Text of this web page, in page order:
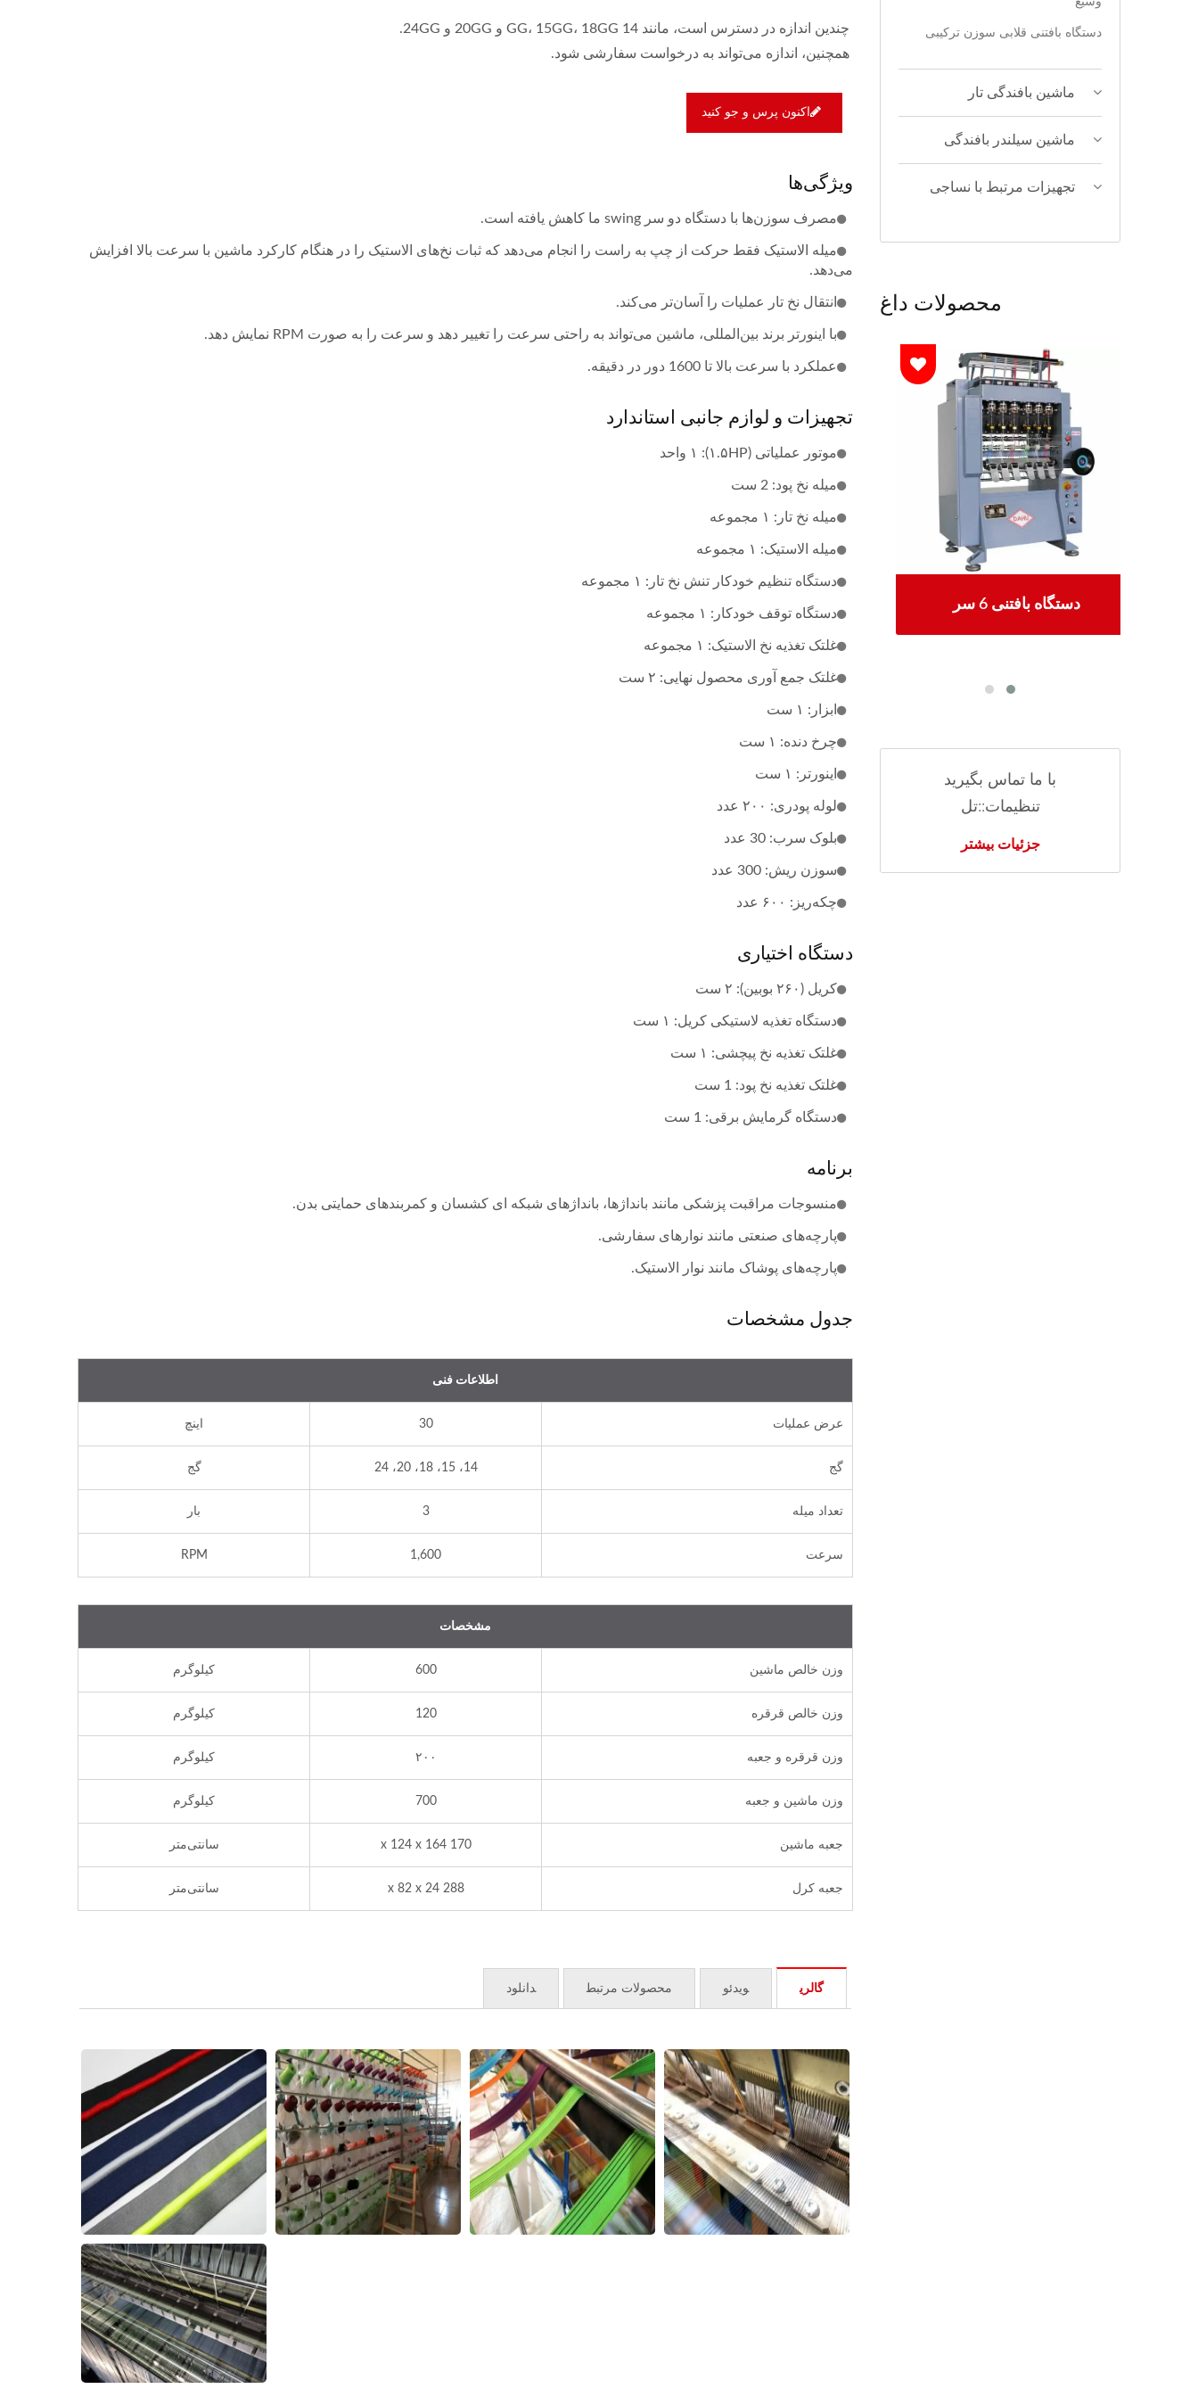
چندین اندازه در دسترس است، مانند 14 GG، 15GG، 18GG و 20GG و 24GG.
همچنین، اندازه می‌تواند به درخواست سفارشی شود.
اکنون پرس و جو کنید
ویژگی‌ها
مصرف سوزن‌ها با دستگاه دو سر swing ما کاهش یافته است.
میله الاستیک فقط حرکت از چپ به راست را انجام می‌دهد که ثبات نخ‌های الاستیک را در هنگام کارکرد ماشین با سرعت بالا افزایش
می‌دهد.
انتقال نخ تار عملیات را آسان‌تر می‌کند.
با اینورتر برند بین‌المللی، ماشین می‌تواند به راحتی سرعت را تغییر دهد و سرعت را به صورت RPM نمایش دهد.
عملکرد با سرعت بالا تا 1600 دور در دقیقه.
تجهیزات و لوازم جانبی استاندارد
موتور عملیاتی (۱.۵HP): ۱ واحد
میله نخ پود: 2 ست
میله نخ تار: ۱ مجموعه
میله الاستیک: ۱ مجموعه
دستگاه تنظیم خودکار تنش نخ تار: ۱ مجموعه
دستگاه توقف خودکار: ۱ مجموعه
غلتک تغذیه نخ الاستیک: ۱ مجموعه
غلتک جمع آوری محصول نهایی: ۲ ست
ابزار: ۱ ست
چرخ دنده: ۱ ست
اینورتر: ۱ ست
لوله پودری: ۲۰۰ عدد
بلوک سرب: 30 عدد
سوزن ریش: 300 عدد
چکه‌ریز: ۶۰۰ عدد
دستگاه اختیاری
کریل (۲۶۰ بوبین): ۲ ست
دستگاه تغذیه لاستیکی کریل: ۱ ست
غلتک تغذیه نخ پیچشی: ۱ ست
غلتک تغذیه نخ پود: 1 ست
دستگاه گرمایش برقی: 1 ست
برنامه
منسوجات مراقبت پزشکی مانند بانداژها، بانداژهای شبکه ای کشسان و کمربندهای حمایتی بدن.
پارچه‌های صنعتی مانند نوارهای سفارشی.
پارچه‌های پوشاک مانند نوار الاستیک.
جدول مشخصات
اطلاعات فنی
عرض عملیات 30 اینچ
گج 14، 15، 18، 20، 24 گج
تعداد میله 3 بار
سرعت 1,600
RPM
مشخصات
وزن خالص ماشین 600 کیلوگرم
وزن خالص قرقره 120 کیلوگرم
وزن قرقره و جعبه ۲۰۰ کیلوگرم
وزن ماشین و جعبه 700 کیلوگرم
جعبه ماشین 170 x 124 x 164 سانتی‌متر
جعبه کرل 288 x 82 x 24 سانتی‌متر
گالری ویدئو محصولات مرتبط دانلود
دستگاه بافتنی قلابی سوزن ترکیبی
ماشین بافندگی تار
ماشین سیلندر بافندگی
تجهیزات مرتبط با نساجی
محصولات داغ
دستگاه بافتنی 6 سر
با ما تماس بگیرید
تنظیمات::تل
جزئیات بیشتر